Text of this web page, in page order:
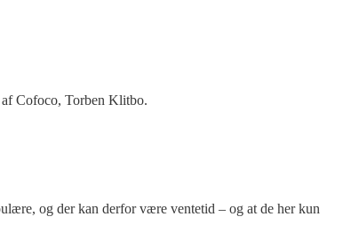
Cofoco, Torben Klitbo.
og der kan derfor være ventetid – og at de her kun